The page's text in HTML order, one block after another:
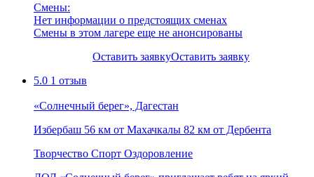
Смены:
Нет информации о предстоящих сменах
Смены в этом лагере еще не анонсированы
Оставить заявкуОставить заявку
5.0 1 отзыв
«Солнечный берег», Дагестан
Избербаш 56 км от Махачкалы 82 км от Дербента
Творчество Спорт Оздоровление